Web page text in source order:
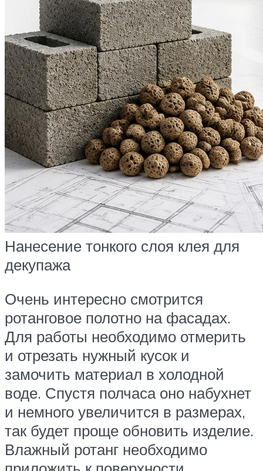
Нанесение тонкого слоя клея для
декупажа
Очень интересно смотрится
ротанговое полотно на фасадах.
Для работы необходимо отмерить
и отрезать нужный кусок и
замочить материал в холодной
воде. Спустя полчаса оно набухнет
и немного увеличится в размерах,
так будет проще обновить изделие.
Влажный ротанг необходимо